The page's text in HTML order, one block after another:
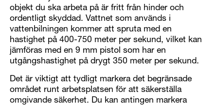
objekt du ska arbeta på är fritt från hinder och
ordentligt skyddad. Vattnet som används i
vattenbilningen kommer att spruta med en
hastighet på 400-750 meter per sekund, vilket kan
jämföras med en 9 mm pistol som har en
utgångshastighet på drygt 350 meter per sekund.
Det är viktigt att tydligt markera det begränsade
området runt arbetsplatsen för att säkerställa
omgivande säkerhet. Du kan antingen markera